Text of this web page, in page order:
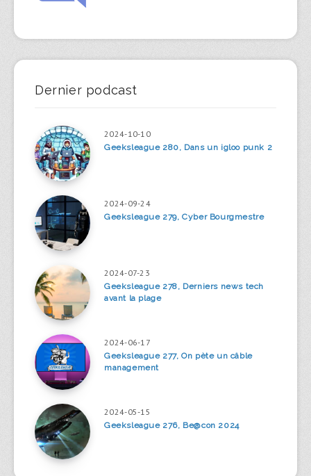
Dernier podcast
2024-10-10
Geeksleague 280, Dans un igloo punk 2
2024-09-24
Geeksleague 279, Cyber Bourgmestre
2024-07-23
Geeksleague 278, Derniers news tech
avant la plage
2024-06-17
Geeksleague 277, On pète un câble
management
2024-05-15
Geeksleague 276, Be@con 2024